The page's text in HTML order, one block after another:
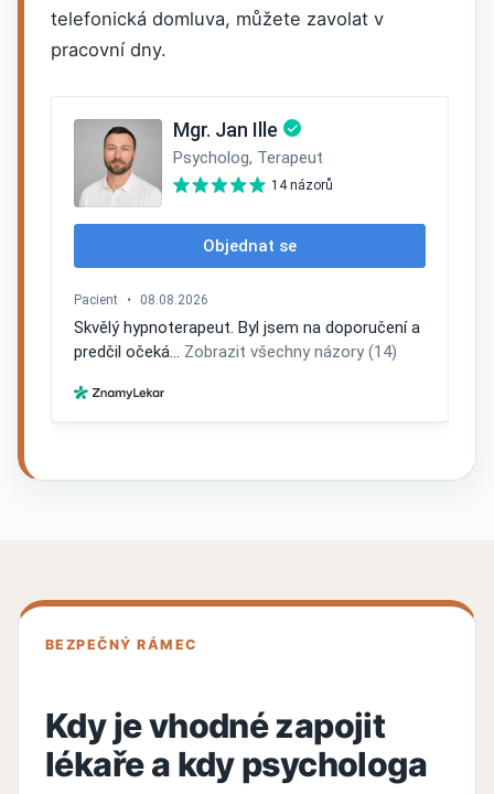
telefonická domluva, můžete zavolat v
pracovní dny.
BEZPEČNÝ RÁMEC
Kdy je vhodné zapojit
lékaře a kdy psychologa